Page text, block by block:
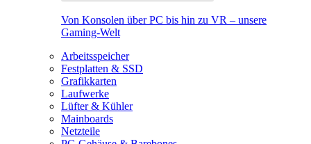
Von Konsolen über PC bis hin zu VR – unsere
Gaming-Welt
Arbeitsspeicher
Festplatten & SSD
Grafikkarten
Laufwerke
Lüfter & Kühler
Mainboards
Netzteile